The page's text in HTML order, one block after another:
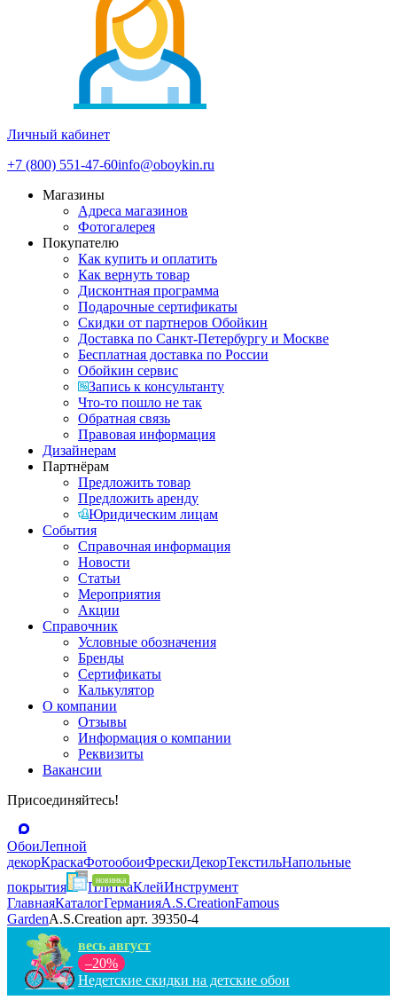
Личный кабинет
+7 (800) 551-47-60info@oboykin.ru
Магазины
Адреса магазинов
Фотогалерея
Покупателю
Как купить и оплатить
Как вернуть товар
Дисконтная программа
Подарочные сертификаты
Скидки от партнеров Обойкин
Доставка по Санкт-Петербургу и Москве
Бесплатная доставка по России
Обойкин сервис
Запись к консультанту
Что-то пошло не так
Обратная связь
Правовая информация
Дизайнерам
Партнёрам
Предложить товар
Предложить аренду
Юридическим лицам
События
Справочная информация
Новости
Статьи
Мероприятия
Акции
Справочник
Условные обозначения
Бренды
Сертификаты
Калькулятор
О компании
Отзывы
Информация о компании
Реквизиты
Вакансии
Присоединяйтесь!
ОбоиЛепной
декорКраскаФотообоиФрескиДекорТекстильНапольные
покрытия
ПлиткаКлейИнструмент
ГлавнаяКаталогГерманияA.S.CreationFamous
GardenA.S.Creation арт. 39350-4
весь август
–20%
Недетские скидки на детские обои